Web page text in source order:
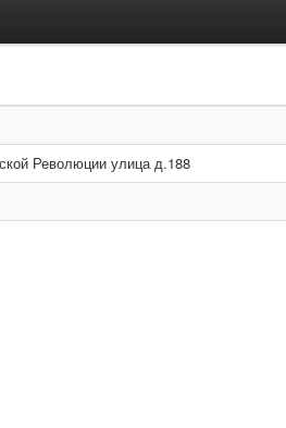
Революции улица д.188